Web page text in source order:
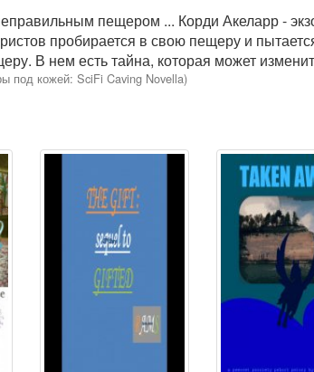
пещером ... Корди Акеларр -
пробирается в свою пещеру и
В нем есть тайна, которая может
под кожей: SciFi Caving Novella)